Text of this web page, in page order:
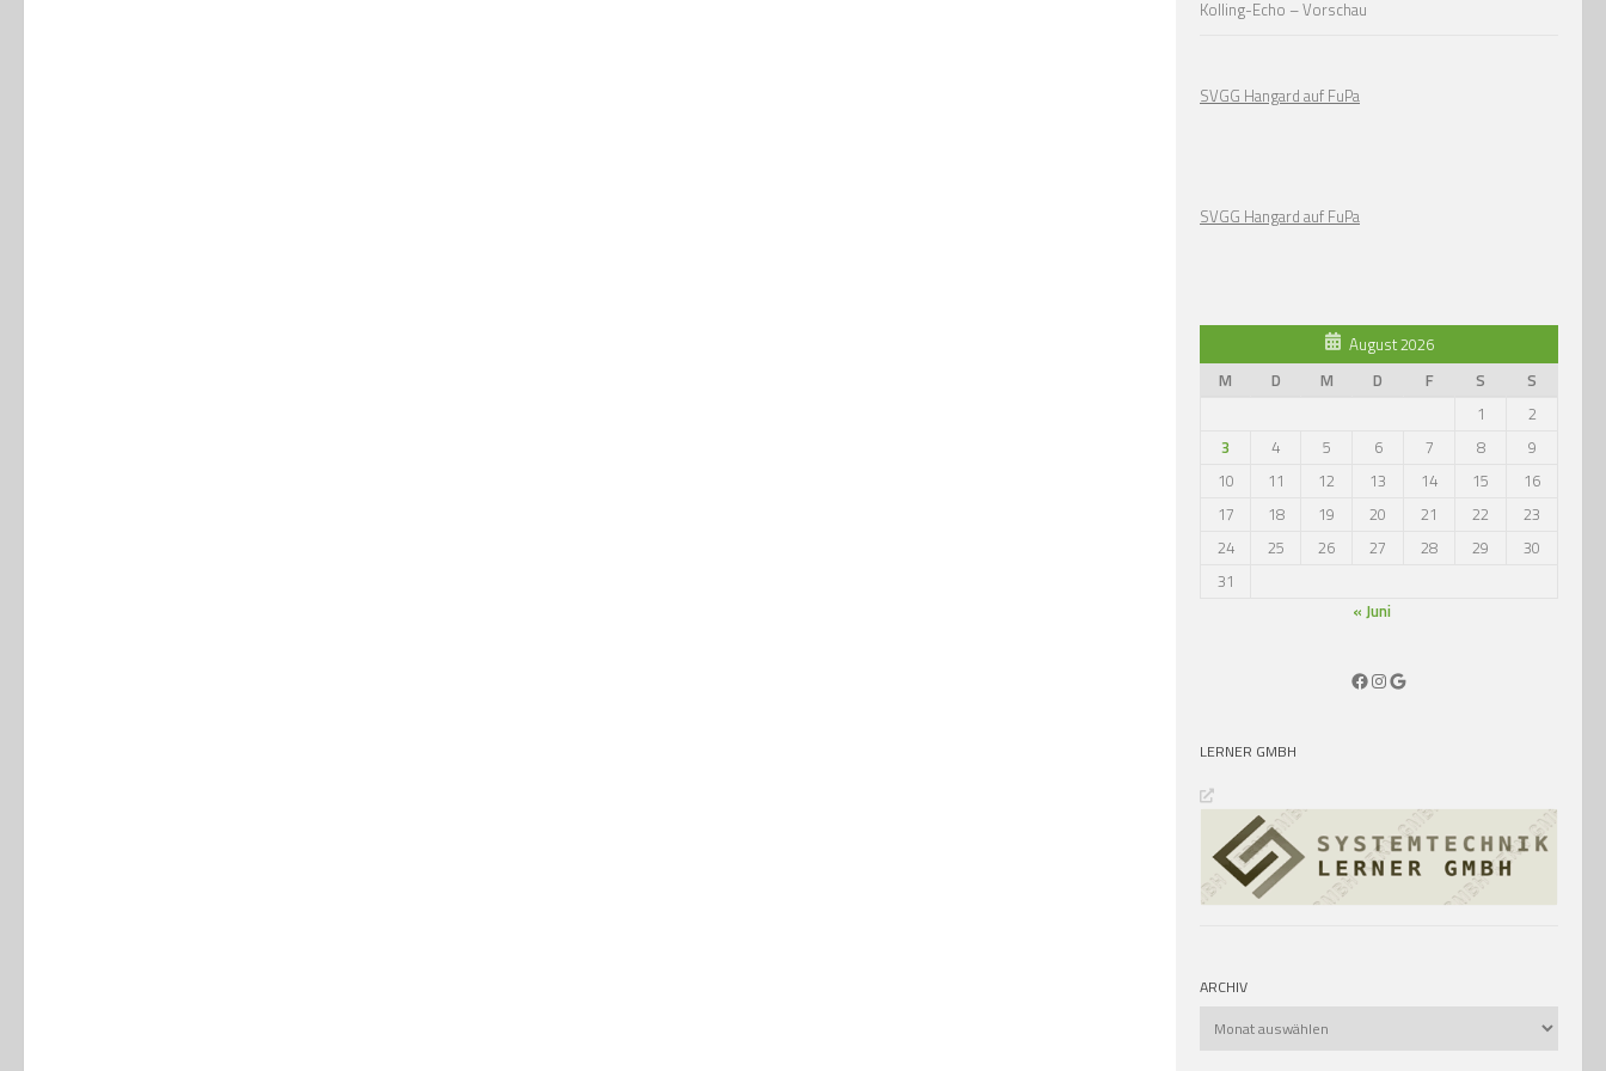
Kolling-Echo – Vorschau
SVGG Hangard auf FuPa
SVGG Hangard auf FuPa
August 2026
M
D M D F S
S
1
2
3
4 5 6 7 8
9
10
11 12 13 14 15
16
17
18 19 20 21 22
23
24
25 26 27 28 29
30
31
« Juni
Facebook
Instagram
Google
LERNER GMBH
ARCHIV